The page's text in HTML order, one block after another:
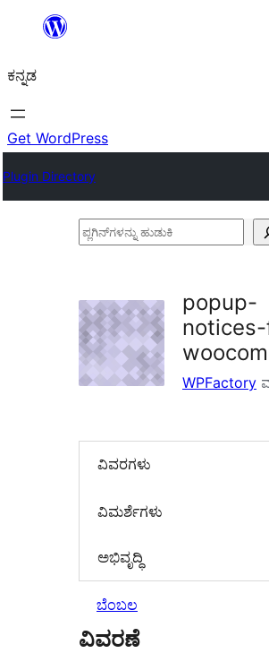
ವಿಷಯಕ್ಕೆ
ಕನ್ನಡ
Get WordPress
Plugin Directory
ಪ್ಲಗಿನ್‌ಗಳನ್ನು
popup-
WPFactory
ವಿವರಗಳು
‍ವಿಮರ್ಶೆಗಳು‍
ಅಭಿವೃದ್ಧಿ
ಬೆಂಬಲ
ವಿವರಣೆ